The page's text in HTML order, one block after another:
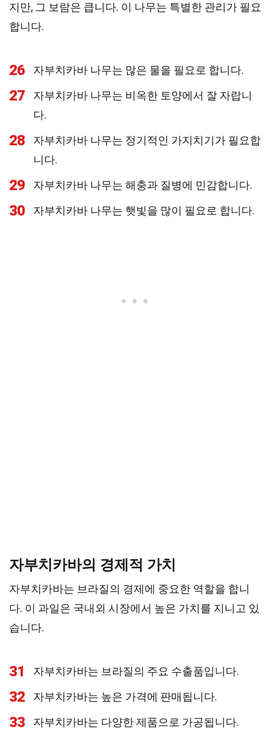
지만, 그 보람은 큽니다. 이 나무는 특별한 관리가 필요
합니다.
26 자부치카바 나무는 많은 물을 필요로 합니다.
27
자부치카바 나무는 비옥한 토양에서 잘 자랍니
다.
28
자부치카바 나무는 정기적인 가지치기가 필요합
니다.
29 자부치카바 나무는 해충과 질병에 민감합니다.
30 자부치카바 나무는 햇빛을 많이 필요로 합니다.
자부치카바의 경제적 가치
자부치카바는 브라질의 경제에 중요한 역할을 합니
다. 이 과일은 국내외 시장에서 높은 가치를 지니고 있
습니다.
31 자부치카바는 브라질의 주요 수출품입니다.
32 자부치카바는 높은 가격에 판매됩니다.
33 자부치카바는 다양한 제품으로 가공됩니다.